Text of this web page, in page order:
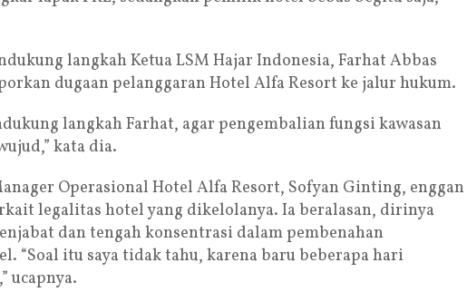
langkah Ketua LSM Hajar Indonesia, Farhat Abbas
dugaan pelanggaran Hotel Alfa Resort ke jalur hukum.
langkah Farhat, agar pengembalian fungsi kawasan
kata dia.
Operasional Hotel Alfa Resort, Sofyan Ginting, enggan
legalitas hotel yang dikelolanya. Ia beralasan, dirinya
dan tengah konsentrasi dalam pembenahan
“Soal itu saya tidak tahu, karena baru beberapa hari
ucapnya.